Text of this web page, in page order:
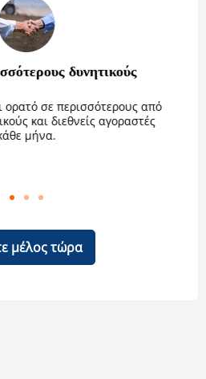
δυνητικούς
ορατό σε περισσότερους από
και διεθνείς αγοραστές
μήνα.
μέλος τώρα